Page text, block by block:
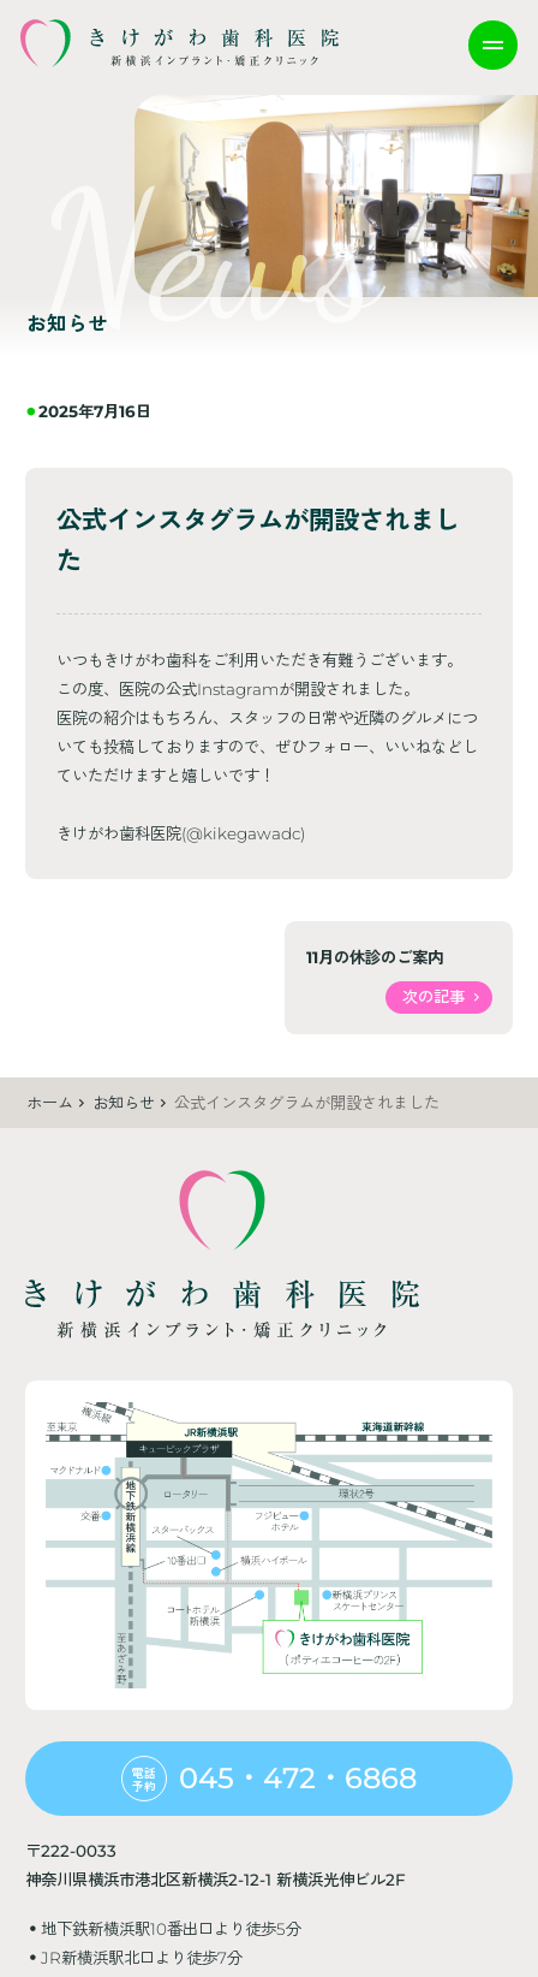
お知らせ
2025年7月16日
公式インスタグラムが開設されまし
た
いつもきけがわ歯科をご利用いただき有難うございます。
この度、医院の公式Instagramが開設されました。
医院の紹介はもちろん、スタッフの日常や近隣のグルメにつ
いても投稿しておりますので、ぜひフォロー、いいねなどし
ていただけますと嬉しいです！
きけがわ歯科医院(@kikegawadc)
11月の休診のご案内
次の記事
ホーム お知らせ 公式インスタグラムが開設されました
電話
予約
045・472・6868
〒222-0033
神奈川県横浜市港北区新横浜2-12-1 新横浜光伸ビル2F
地下鉄新横浜駅10番出口より徒歩5分
JR新横浜駅北口より徒歩7分